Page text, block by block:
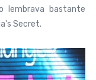
lembrava bastante
Secret.